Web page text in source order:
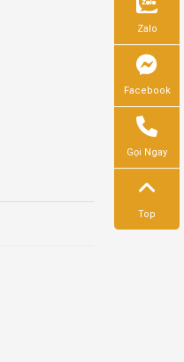
Zalo
Facebook
Gọi Ngay
Top